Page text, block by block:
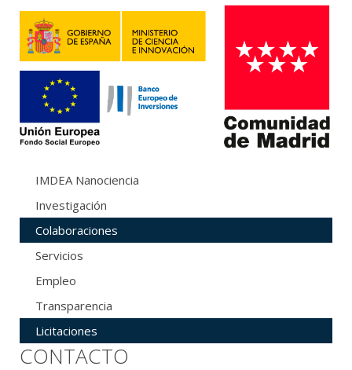
IMDEA Nanociencia
Investigación
Colaboraciones
Servicios
Empleo
Transparencia
Licitaciones
CONTACTO